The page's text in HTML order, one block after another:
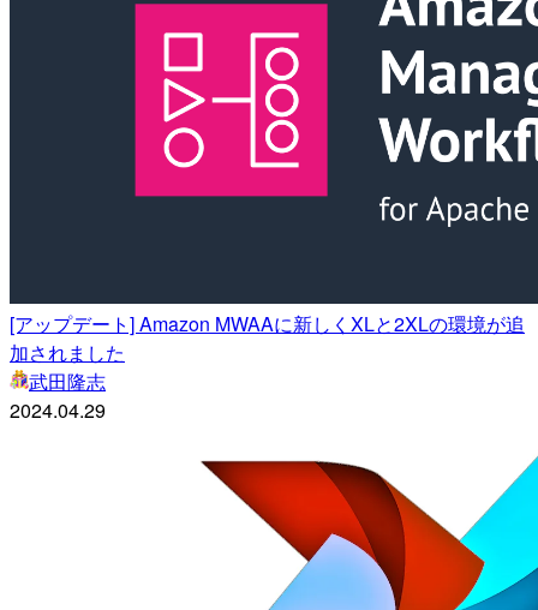
[アップデート] Amazon MWAAに新しくXLと2XLの環境が追
加されました
武田隆志
2024.04.29